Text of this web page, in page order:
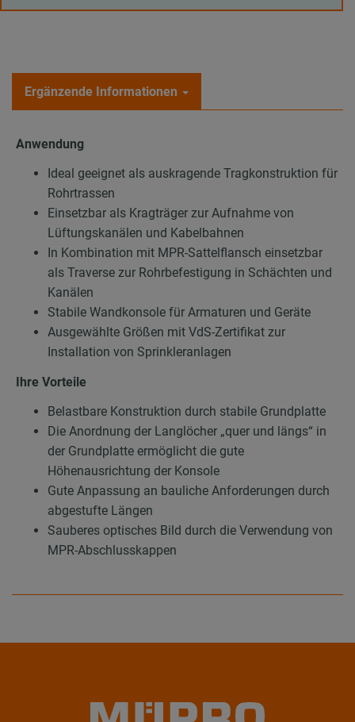
Ergänzende Informationen
Anwendung
Ideal geeignet als auskragende Tragkonstruktion für
Rohrtrassen
Einsetzbar als Kragträger zur Aufnahme von
Lüftungskanälen und Kabelbahnen
In Kombination mit MPR-Sattelflansch einsetzbar
als Traverse zur Rohrbefestigung in Schächten und
Kanälen
Stabile Wandkonsole für Armaturen und Geräte
Ausgewählte Größen mit VdS-Zertifikat zur
Installation von Sprinkleranlagen
Ihre Vorteile
Belastbare Konstruktion durch stabile Grundplatte
Die Anordnung der Langlöcher „quer und längs“ in
der Grundplatte ermöglicht die gute
Höhenausrichtung der Konsole
Gute Anpassung an bauliche Anforderungen durch
abgestufte Längen
Sauberes optisches Bild durch die Verwendung von
MPR-Abschlusskappen